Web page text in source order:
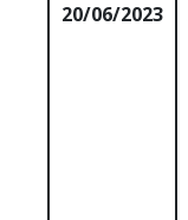
20/06/2023